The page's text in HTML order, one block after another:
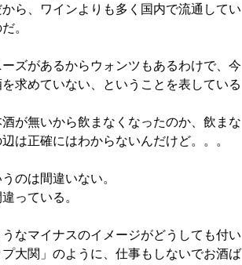
ら、ワインよりも多く国内で流通してい
。
ズがあるからウォンツもあるわけで、今
求めていない、ということを表している
が無いから飲まなくなったのか、飲まな
は正確にはわからないんだけど。。。
のは間違いない。
っている。
なマイナスのイメージがどうしても付い
大関」のように、仕事もしないでお酒ば